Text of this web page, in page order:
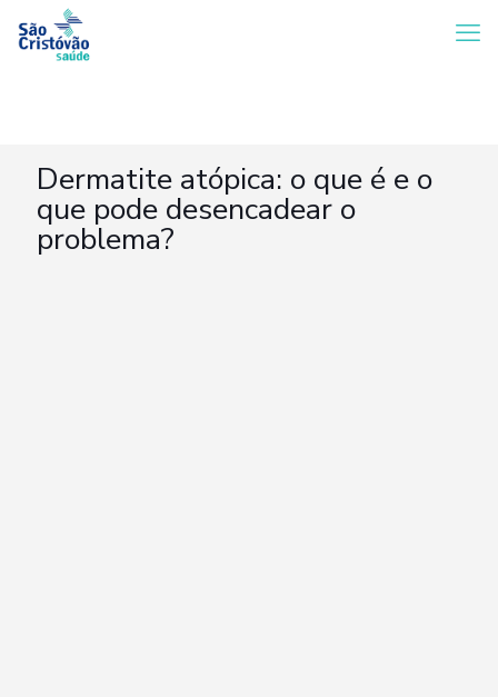
Dermatite atópica: o que é e o
que pode desencadear o
problema?